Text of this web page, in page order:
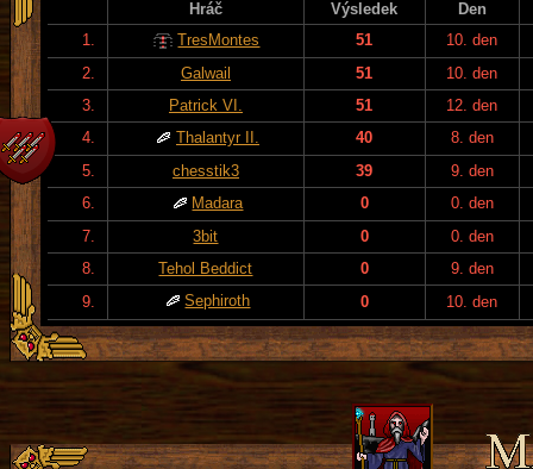
Hráč Výsledek
Den
1.
TresMontes 51
10. den
2.
Galwail 51
10. den
3.
Patrick VI. 51
12. den
4.
Thalantyr II. 40
8. den
5.
chesstik3 39
9. den
6.
Madara 0
0. den
7.
3bit 0
0. den
8.
Tehol Beddict 0
9. den
9.
Sephiroth 0 10. den